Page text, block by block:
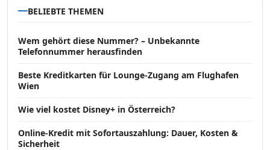
BELIEBTE THEMEN
Wem gehört diese Nummer? – Unbekannte
Telefonnummer herausfinden
Beste Kreditkarten für Lounge-Zugang am Flughafen
Wien
Wie viel kostet Disney+ in Österreich?
Online-Kredit mit Sofortauszahlung: Dauer, Kosten &
Sicherheit